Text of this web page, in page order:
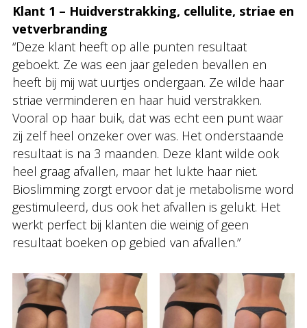
Klant 1 – Huidverstrakking, cellulite, striae en
vetverbranding
“Deze klant heeft op alle punten resultaat
geboekt. Ze was een jaar geleden bevallen en
heeft bij mij wat uurtjes ondergaan. Ze wilde haar
striae verminderen en haar huid verstrakken.
Vooral op haar buik, dat was echt een punt waar
zij zelf heel onzeker over was. Het onderstaande
resultaat is na 3 maanden. Deze klant wilde ook
heel graag afvallen, maar het lukte haar niet.
Bioslimming zorgt ervoor dat je metabolisme word
gestimuleerd, dus ook het afvallen is gelukt. Het
werkt perfect bij klanten die weinig of geen
resultaat boeken op gebied van afvallen.”